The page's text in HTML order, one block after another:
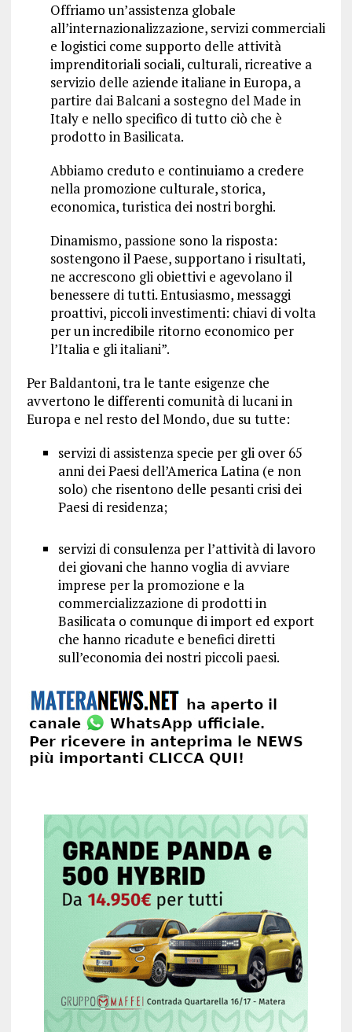
Offriamo un’assistenza globale
all’internazionalizzazione, servizi commerciali
e logistici come supporto delle attività
imprenditoriali sociali, culturali, ricreative a
servizio delle aziende italiane in Europa, a
partire dai Balcani a sostegno del Made in
Italy e nello specifico di tutto ciò che è
prodotto in Basilicata.
Abbiamo creduto e continuiamo a credere
nella promozione culturale, storica,
economica, turistica dei nostri borghi.
Dinamismo, passione sono la risposta:
sostengono il Paese, supportano i risultati,
ne accrescono gli obiettivi e agevolano il
benessere di tutti. Entusiasmo, messaggi
proattivi, piccoli investimenti: chiavi di volta
per un incredibile ritorno economico per
l’Italia e gli italiani”.
Per Baldantoni, tra le tante esigenze che
avvertono le differenti comunità di lucani in
Europa e nel resto del Mondo, due su tutte:
servizi di assistenza specie per gli over 65
anni dei Paesi dell’America Latina (e non
solo) che risentono delle pesanti crisi dei
Paesi di residenza;
servizi di consulenza per l’attività di lavoro
dei giovani che hanno voglia di avviare
imprese per la promozione e la
commercializzazione di prodotti in
Basilicata o comunque di import ed export
che hanno ricadute e benefici diretti
sull’economia dei nostri piccoli paesi.